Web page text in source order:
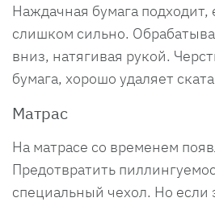
Наждачная бумага подходит,
слишком сильно.
вниз, натягивая рукой.
бумага, хорошо удаляет
Матрас
На матрасе со временем
Предотвратить
специальный чехол. Но если